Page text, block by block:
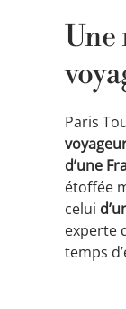
Une
Paris
d’une
étoffée
celui
experte
temps